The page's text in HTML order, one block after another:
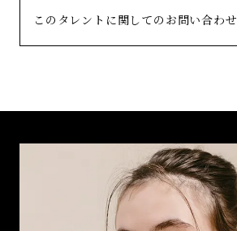
このタレントに関してのお問い合わせ